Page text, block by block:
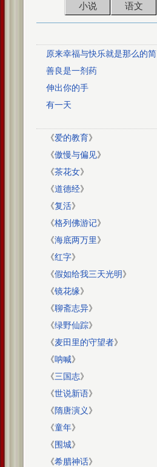
小说 语文
原来幸福与快乐就是那么的简
单！
善良是一剂药
伸出你的手
有一天
《爱的教育》
《傲慢与偏见》
《茶花女》
《道德经》
《复活》
《格列佛游记》
《海底两万里》
《红字》
《假如给我三天光明》
《镜花缘》
《聊斋志异》
《绿野仙踪》
《麦田里的守望者》
《呐喊》
《三国志》
《世说新语》
《隋唐演义》
《童年》
《围城》
《希腊神话》